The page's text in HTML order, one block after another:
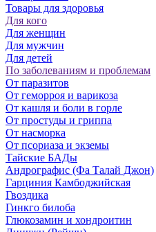
Товары для здоровья
Для кого
Для женщин
Для мужчин
Для детей
По заболеваниям и проблемам
От паразитов
Oт геморроя и варикоза
От кашля и боли в горле
От простуды и гриппа
От насморка
Oт псориаза и экземы
Тайские БАДы
Андрографис (Фа Талай Джон)
Гарциния Камбоджийская
Гвоздика
Гинкго билоба
Глюкозамин и хондроитин